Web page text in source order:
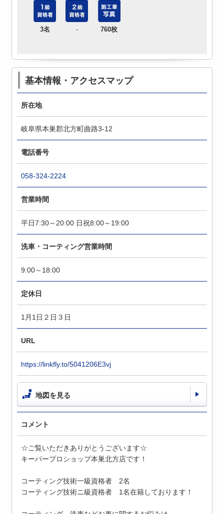
3名 - 760枚
基本情報・アクセスマップ
所在地
岐阜県本巣郡北方町曲路3-12
電話番号
058-324-2224
営業時間
平日7:30～20:00 日祝8:00～19:00
洗車・コーティング営業時間
9:00～18:00
定休日
1月1日２日３日
URL
https://linkfly.to/5041206E3vj
地図を見る
コメント
☆ご覧いただきありがとうございます☆
キーパープロショップ本巣北方店です！
コーティング技術一級資格者 2名
コーティング技術ニ級資格者 1名在籍しております！